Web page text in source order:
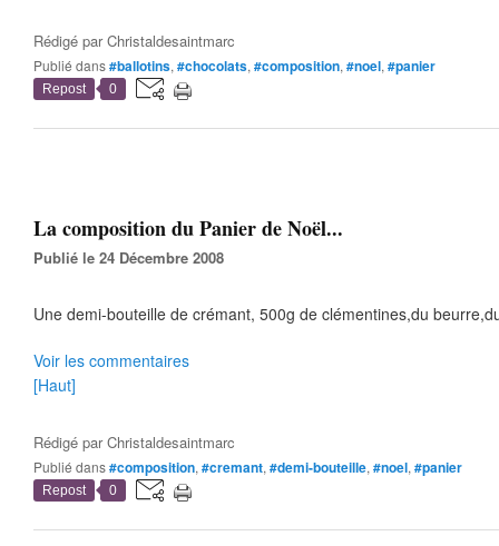
Rédigé parChristaldesaintmarc
Publié dans#ballotins, #chocolats, #composition, #noel, #panier
Repost 0
La composition du Panier de Noël...
Publié le 24 Décembre 2008
Une demi-bouteille de crémant, 500g de clémentines,du
Voir les commentaires
[Haut]
Rédigé parChristaldesaintmarc
Publié dans#composition, #cremant, #demi-bouteille, #noel, #panier
Repost 0